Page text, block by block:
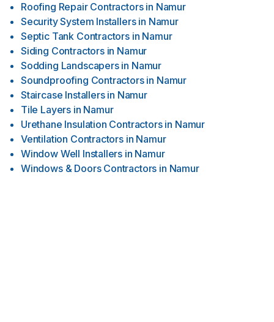
Roofing Repair Contractors in Namur
Security System Installers in Namur
Septic Tank Contractors in Namur
Siding Contractors in Namur
Sodding Landscapers in Namur
Soundproofing Contractors in Namur
Staircase Installers in Namur
Tile Layers in Namur
Urethane Insulation Contractors in Namur
Ventilation Contractors in Namur
Window Well Installers in Namur
Windows & Doors Contractors in Namur